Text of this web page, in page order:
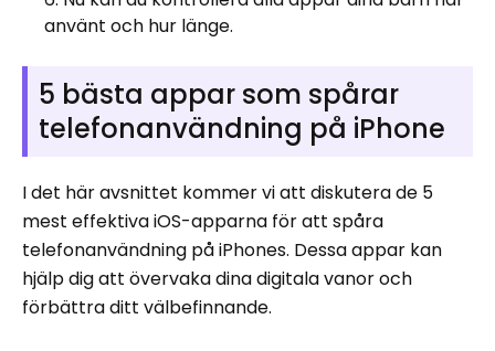
använt och hur länge.
5 bästa appar som spårar
telefonanvändning på iPhone
I det här avsnittet kommer vi att diskutera de 5
mest effektiva iOS-apparna för att spåra
telefonanvändning på iPhones. Dessa appar kan
hjälp dig att övervaka dina digitala vanor och
förbättra ditt välbefinnande.